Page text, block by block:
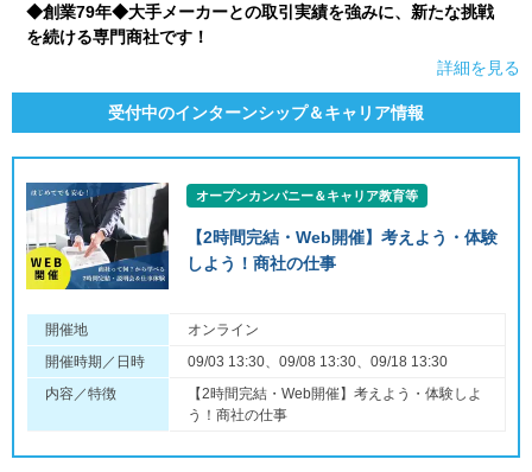
◆創業79年◆大手メーカーとの取引実績を強みに、新たな挑戦
を続ける専門商社です！
詳細を見る
受付中のインターンシップ＆キャリア情報
オープンカンパニー＆キャリア教育等
【2時間完結・Web開催】考えよう・体験
しよう！商社の仕事
開催地
オンライン
開催時期／日時
09/03 13:30、09/08 13:30、09/18 13:30
内容／特徴
【2時間完結・Web開催】考えよう・体験しよ
う！商社の仕事